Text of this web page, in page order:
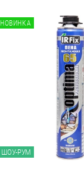
НОВИНКА
ШОУ-РУМ